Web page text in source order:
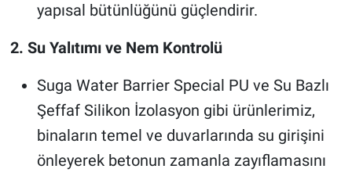
yapısal bütünlüğünü güçlendirir.
2. Su Yalıtımı ve Nem Kontrolü
Suga Water Barrier Special PU ve Su Bazlı
Şeffaf Silikon İzolasyon gibi ürünlerimiz,
binaların temel ve duvarlarında su girişini
önleyerek betonun zamanla zayıflamasını